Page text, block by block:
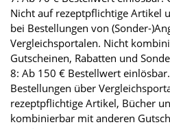
Nicht auf rezeptpflichtige Artikel
bei Bestellungen von (Sonder-
Vergleichsportalen. Nicht
Gutscheinen, Rabatten und
8: Ab 150 € Bestellwert
Bestellungen über
rezeptpflichtige Artikel, Bücher
kombinierbar mit anderen